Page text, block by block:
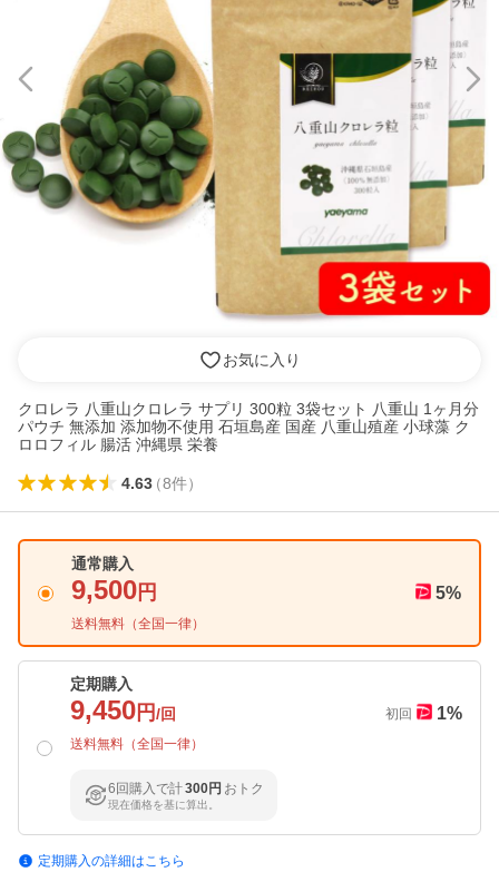
お気に入り
クロレラ 八重山クロレラ サプリ 300粒 3袋セット 八重山 1ヶ月分
パウチ 無添加 添加物不使用 石垣島産 国産 八重山殖産 小球藻 ク
ロロフィル 腸活 沖縄県 栄養
4.63（8件）
通常購入
9,500 円
送料無料（全国一律）
5%
定期購入
9,450 円/回
送料無料（全国一律）
初回 1%
6回購入で計300円 おトク
現在価格を基に算出。
定期購入の詳細はこちら